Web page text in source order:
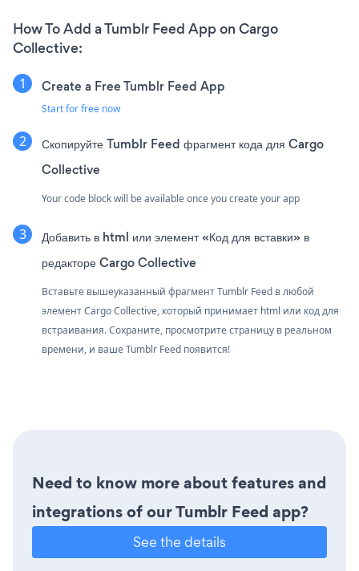
How To Add a Tumblr Feed App on Cargo
Collective:
Create a Free Tumblr Feed App
Start for free now
Скопируйте Tumblr Feed фрагмент кода для Cargo
Collective
Your code block will be available once you create your app
Добавить в html или элемент «Код для вставки» в
редакторе Cargo Collective
Вставьте вышеуказанный фрагмент Tumblr Feed в любой
элемент Cargo Collective, который принимает html или код для
встраивания. Сохраните, просмотрите страницу в реальном
времени, и ваше Tumblr Feed появится!
Need to know more about features and
integrations of our Tumblr Feed app?
See the details